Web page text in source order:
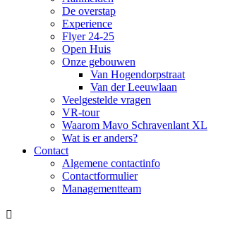
De overstap
Experience
Flyer 24-25
Open Huis
Onze gebouwen
Van Hogendorpstraat
Van der Leeuwlaan
Veelgestelde vragen
VR-tour
Waarom Mavo Schravenlant XL
Wat is er anders?
Contact
Algemene contactinfo
Contactformulier
Managementteam
